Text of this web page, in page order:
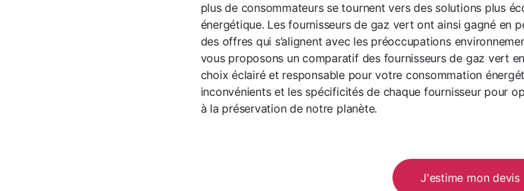
plus de consommateurs se tournent vers des solutions plus
énergétique. Les fournisseurs de gaz vert ont ainsi gagné en
des offres qui s’alignent avec les préoccupations
vous proposons un comparatif des fournisseurs de gaz vert
choix éclairé et responsable pour votre consommation
inconvénients et les spécificités de chaque fournisseur pour
à la préservation de notre planète.
J'estime mon devis